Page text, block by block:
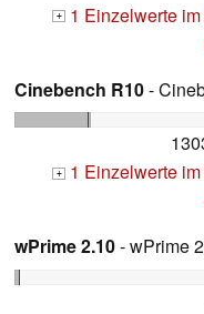
+ 1 Einzelwerte
Cinebench R10-
+ 1 Einzelwerte
wPrime 2.10- wPrime